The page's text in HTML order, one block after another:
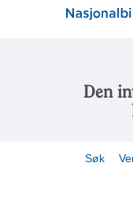
Den
Søk